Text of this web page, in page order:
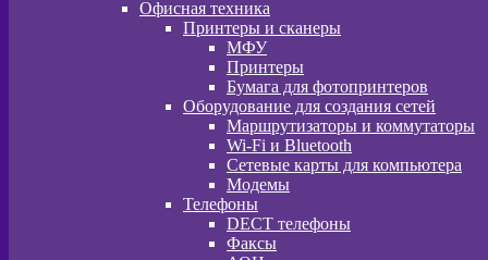
Офисная техника
Принтеры и сканеры
МФУ
Принтеры
Бумага для фотопринтеров
Оборудование для создания сетей
Маршрутизаторы и коммутаторы
Wi-Fi и Bluetooth
Сетевые карты для компьютера
Модемы
Телефоны
DECT телефоны
Факсы